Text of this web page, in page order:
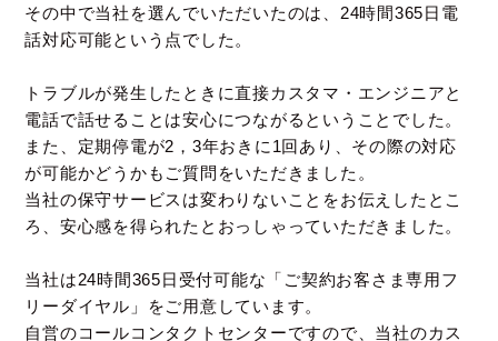
その中で当社を選んでいただいたのは、24時間365日電
話対応可能という点でした。
トラブルが発生したときに直接カスタマ・エンジニアと
電話で話せることは安心につながるということでした。
また、定期停電が2，3年おきに1回あり、その際の対応
が可能かどうかもご質問をいただきました。
当社の保守サービスは変わりないことをお伝えしたとこ
ろ、安心感を得られたとおっしゃっていただきました。
当社は24時間365日受付可能な「ご契約お客さま専用フ
リーダイヤル」をご用意しています。
自営のコールコンタクトセンターですので、当社のカス